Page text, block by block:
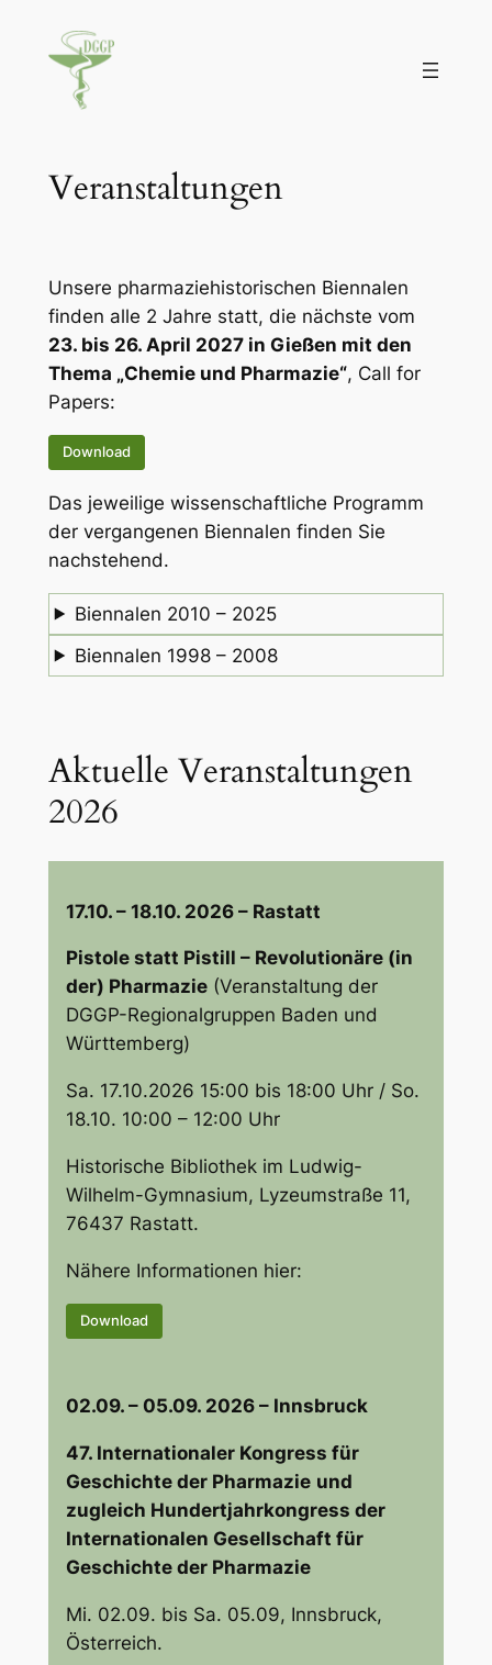
Inhalt
springen
Veranstaltungen
Unsere pharmaziehistorischen Biennalen
finden alle 2 Jahre statt, die nächste vom
23. bis 26. April 2027 in Gießen mit den
Thema „Chemie und Pharmazie“, Call for
Papers:
Download
Das jeweilige wissenschaftliche Programm
der vergangenen Biennalen finden Sie
nachstehend.
Biennalen 2010 – 2025
Biennalen 1998 – 2008
Aktuelle Veranstaltungen
2026
17.10. – 18.10. 2026 – Rastatt
Pistole statt Pistill – Revolutionäre (in
der) Pharmazie(Veranstaltung der
DGGP-Regionalgruppen Baden und
Württemberg)
Sa. 17.10.2026 15:00 bis 18:00 Uhr / So.
18.10. 10:00 – 12:00 Uhr
Historische Bibliothek im Ludwig-
Wilhelm-Gymnasium, Lyzeumstraße 11,
76437 Rastatt.
Nähere Informationen hier:
Download
02.09. – 05.09. 2026 – Innsbruck
47. Internationaler Kongress für
Geschichte der Pharmazie und
zugleich Hundertjahrkongress der
Internationalen Gesellschaft für
Geschichte der Pharmazie
Mi. 02.09. bis Sa. 05.09, Innsbruck,
Österreich.